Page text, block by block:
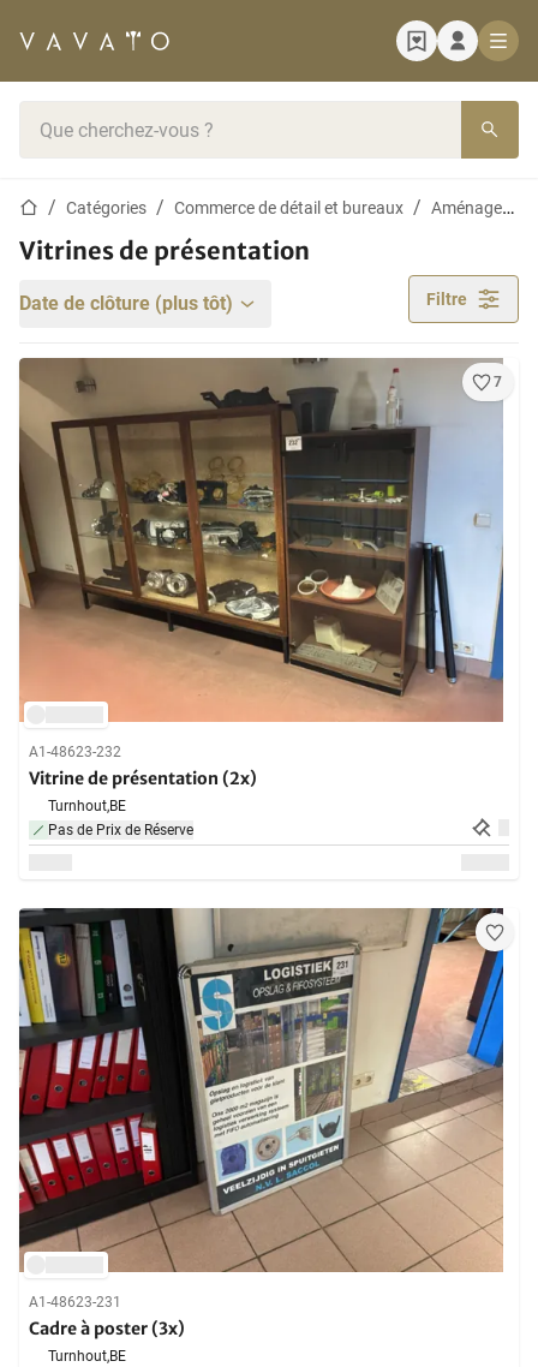
Page d'accueil
Catégories Commerce de détail et bureaux Aménagement de magasin
Vitrines de présentation
Date de clôture (plus tôt) Filtre
7
A1-48623-232
Vitrine de présentation (2x)
Turnhout,BE
Pas de Prix de Réserve
A1-48623-231
Cadre à poster (3x)
Turnhout,BE